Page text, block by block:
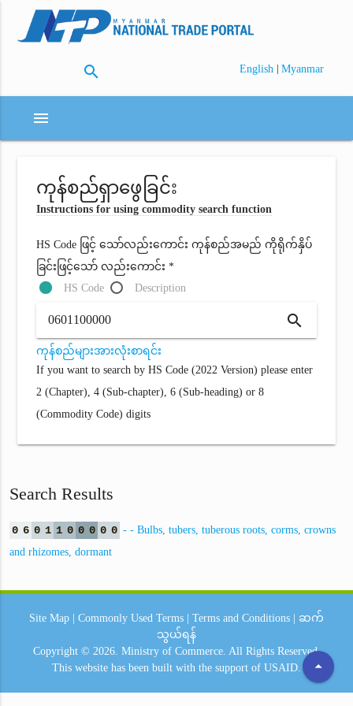
search English | Myanmar
menu
ကုန်စည်ရှာဖွေခြင်း
Instructions for using commodity search function
HS Code ဖြင့် သော်လည်းကောင်း ကုန်စည်အမည် ကိုရိုက်နှိပ်
ခြင်းဖြင့်သော် လည်းကောင်း *
HS Code
Description
search
ကုန်စည်များအားလုံးစာရင်း
If you want to search by HS Code (2022 Version) please enter
2 (Chapter), 4 (Sub-chapter), 6 (Sub-heading) or 8
(Commodity Code) digits
Search Results
0 6 0 1 1 0 0 0 0 0 - - Bulbs, tubers, tuberous roots, corms, crowns
and rhizomes, dormant
arrow_drop_up
Site Map Commonly Used Terms Terms and Conditions
ဆက်
သွယ်ရန်
Copyright © 2026. Ministry of Commerce. All Rights Reserved.
This website has been built with the support of USAID.